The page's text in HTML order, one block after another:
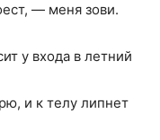
— меня зови.
у входа в летний
и к телу липнет